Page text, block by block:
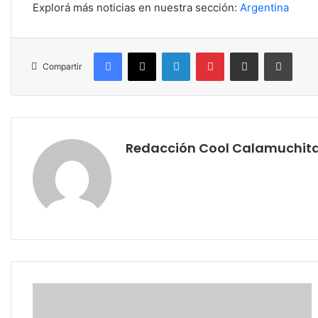
Explorá más noticias en nuestra sección: Argentina
Compartir
Facebook
X LinkedInPinterestCompartir por correo electrónico
Redacción Cool